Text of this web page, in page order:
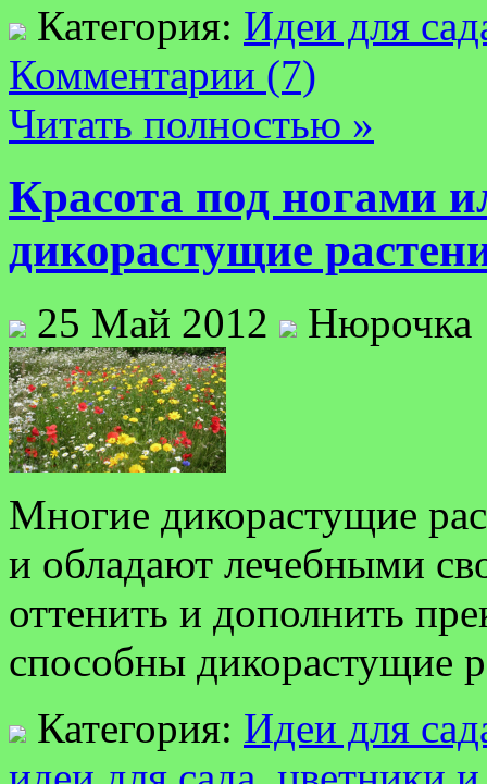
Категория: Идеи для
Комментарии (7)
Читать полностью »
Красота под ногами
дикорастущие
25 Май 2012 Нюрочка
Многие дикорастущие
и обладают лечебными
оттенить и дополнить
способны дикорастущие
Категория: Идеи для